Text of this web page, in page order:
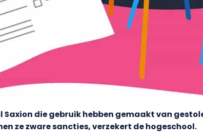
Saxion die gebruik hebben gemaakt van
ze zware sancties, verzekert de hogeschool.